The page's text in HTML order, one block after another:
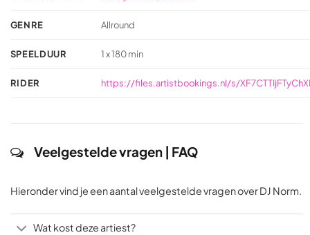
GENRE Allround
SPEELDUUR 1 x 180 min
RIDER https://files.artistbookings.nl/s/
Veelgestelde vragen | FAQ
Hieronder vind je een aantal veelgestelde vragen over DJ Norm.
Wat kost deze artiest?